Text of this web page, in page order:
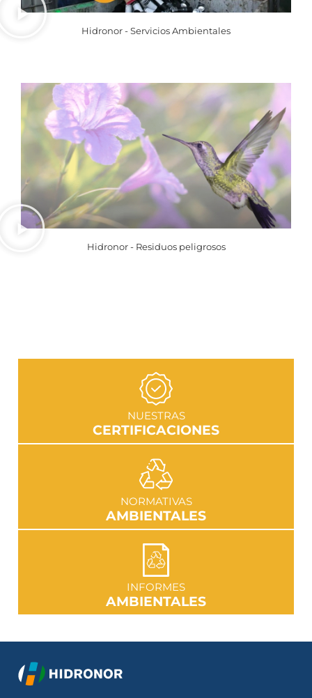
Hidronor - Servicios Ambientales
Hidronor - Residuos peligrosos
NUESTRAS
CERTIFICACIONES
IR A SECCIÓN
NORMATIVAS
AMBIENTALES
IR A SECCIÓN
INFORMES
AMBIENTALES
IR A SECCIÓN